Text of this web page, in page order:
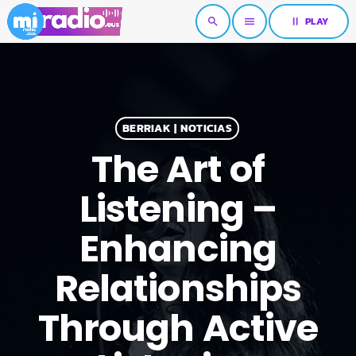
search menu pause PLAY
BERRIAK | NOTICIAS
The Art of
Listening –
Enhancing
Relationships
Through Active